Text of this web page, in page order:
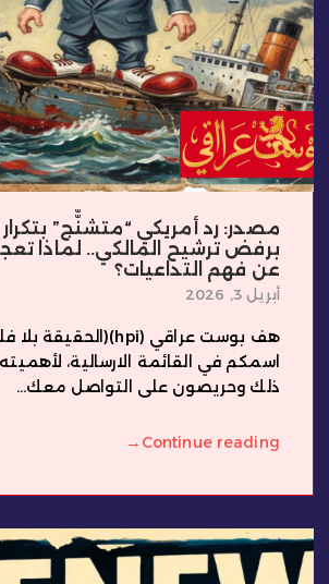
مصدر: رد أمريكي “متشنّّج” بتكرار
برفض ترشيح المالكي.. لماذا
عن فهم التداعيات؟
أبريل 3, 2026
هف بوست عراقي (hpi)(الحقيقة بلا فلتر
اسمكم في القائمة الارسالية،
ذلك وحريصون على التواصل معك...
Continue reading
→